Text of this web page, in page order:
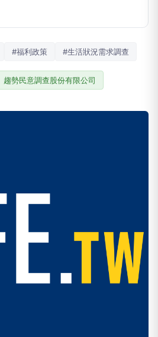
#福利政策 #生活狀況需求調查
趨勢民意調查股份有限公司